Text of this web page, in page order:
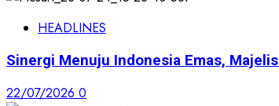
HEADLINES
Sinergi Menuju Indonesia Emas,
22/07/2026 0